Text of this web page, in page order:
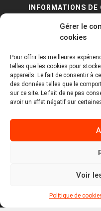
Gérer le
cookies
Pour offrir les meilleures
telles que les cookies pour
appareils. Le fait de consentir à
des données telles que le
sur ce site. Le fait de ne pas
avoir un effet négatif sur
Voir
Politique de
INFORMATIONS
PA Keneach Ouest -
contact@logiciels-
09 71 37 25 93
Politique de cookies